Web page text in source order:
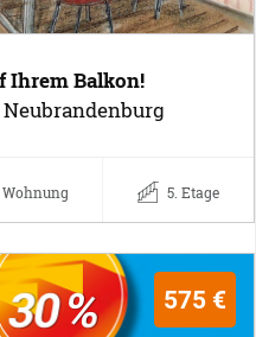
Ihrem Balkon!
Wohnung 5. Etage
575 €